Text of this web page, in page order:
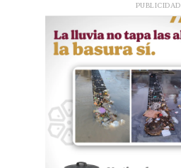
PUBLICIDAD